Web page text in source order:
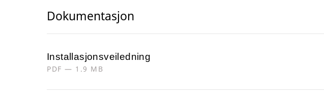
Dokumentasjon
Installasjonsveiledning
PDF — 1.9 MB